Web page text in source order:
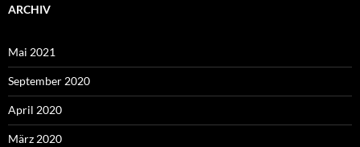
ARCHIV
Mai 2021
September 2020
April 2020
März 2020